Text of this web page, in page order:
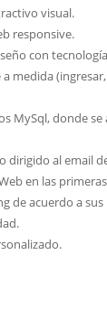
visual.
responsive.
con
medida
MySql, donde se
dirigido al email
en las
de acuerdo a sus